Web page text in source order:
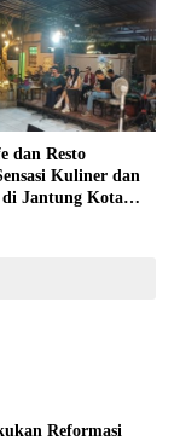
dan Resto
Kuliner dan
Jantung Kota
Reformasi